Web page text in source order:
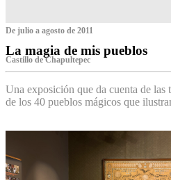
De julio a agosto de 2011
La magia de mis pueblos
Castillo de Chapultepec
Una exposición que da cuenta de las
de los 40 pueblos mágicos que